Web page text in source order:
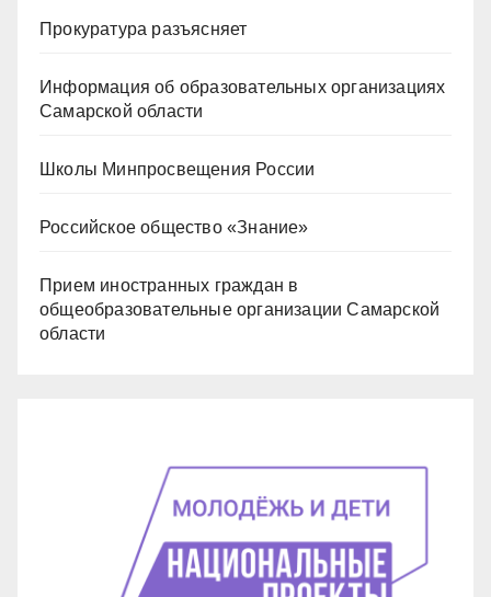
Прокуратура разъясняет
Информация об образовательных организациях
Самарской области
Школы Минпросвещения России
Российское общество «Знание»
Прием иностранных граждан в
общеобразовательные организации Самарской
области